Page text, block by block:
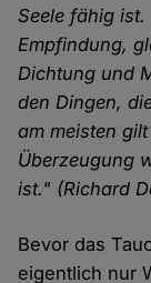
Seele fähig
Empfindung,
Dichtung und
den Dingen,
am meisten
Überzeugung
ist." (Richard
Bevor das
eigentlich nur